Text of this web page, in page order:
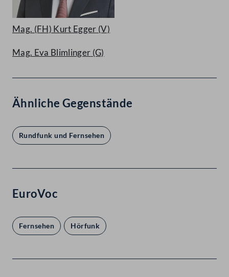
Mag. (FH) Kurt Egger (V)
Mag. Eva Blimlinger (G)
Ähnliche Gegenstände
Rundfunk und Fernsehen
EuroVoc
Fernsehen Hörfunk